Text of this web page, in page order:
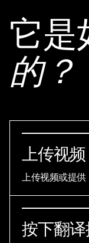
它是
的？
上传视频
上传视频或提
按下翻译